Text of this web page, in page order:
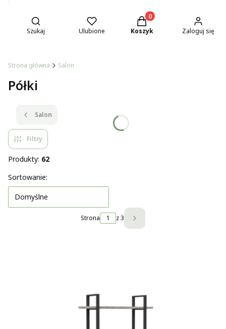
Otwórz wyszukiwarkę
Szukaj Ulubione
Produkty w koszyku: 0.
Koszyk Zaloguj się
Strona główna Salon
Półki
Salon
Filtry
Produkty: 62
Lista produktów
Sortowanie:
Domyślne
Strona z 3 Następne produkty